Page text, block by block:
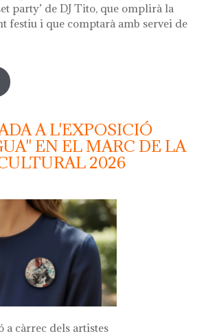
party’ de DJ Tito, que omplirà la
festiu i que comptarà amb servei de
nit dels museus 2026
A L'EXPOSICIÓ
EN EL MARC DE LA
2026
a càrrec dels artistes